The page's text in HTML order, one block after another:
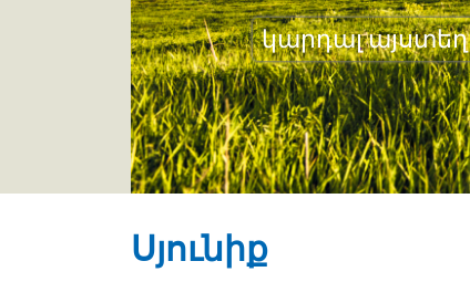
կարդալ այստեղ
Սյունիք